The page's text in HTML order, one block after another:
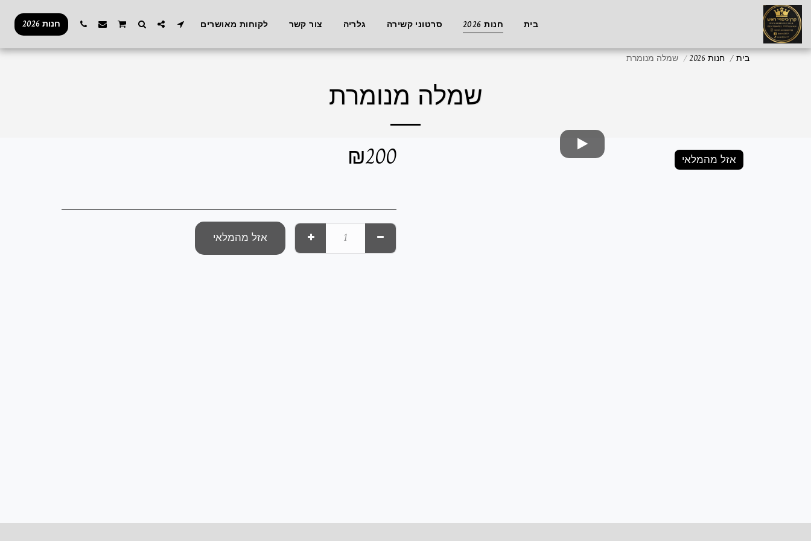
בית חנות 2026 סרטוני קשירה גלריה צור קשר לקוחות מאושרים חנות 2026
בית חנות 2026 שמלה מנומרת
שמלה מנומרת
אזל מהמלאי ₪200
אזל מהמלאי